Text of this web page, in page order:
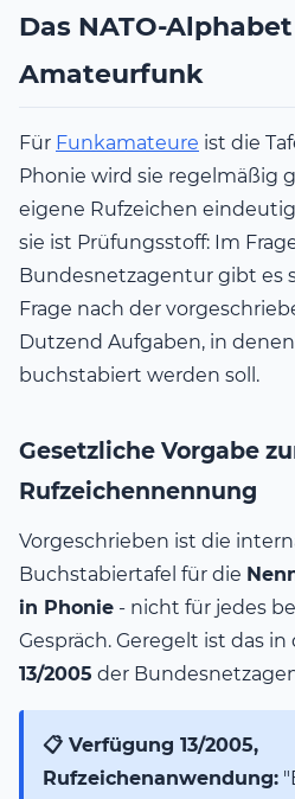
Das NATO-
Amateurfunk
Für Funkamateure ist die
Phonie wird sie regelmäßig
eigene Rufzeichen
sie ist Prüfungsstoff: Im
Bundesnetzagentur gibt es
Frage nach der
Dutzend Aufgaben, in
buchstabiert werden soll.
Gesetzliche Vorgabe
Rufzeichennennung
Vorgeschrieben ist die
Buchstabiertafel für die
in Phonie - nicht für jedes
Gespräch. Geregelt ist das in
13/2005 der
📋 Verfügung 13/2005,
Rufzeichenanwendung: